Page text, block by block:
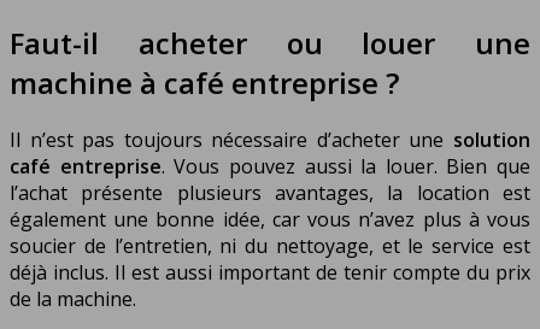
Faut-il acheter ou louer une
machine à café entreprise ?
Il n’est pas toujours nécessaire d’acheter une solution
café entreprise. Vous pouvez aussi la louer. Bien que
l’achat présente plusieurs avantages, la location est
également une bonne idée, car vous n’avez plus à vous
soucier de l’entretien, ni du nettoyage, et le service est
déjà inclus. Il est aussi important de tenir compte du prix
de la machine.